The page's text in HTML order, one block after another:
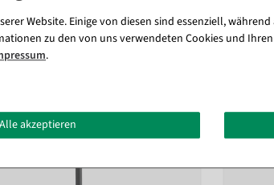
Website. Einige von diesen sind essenziell,
zu den von uns verwendeten Cookies und
.
Alle akzeptieren